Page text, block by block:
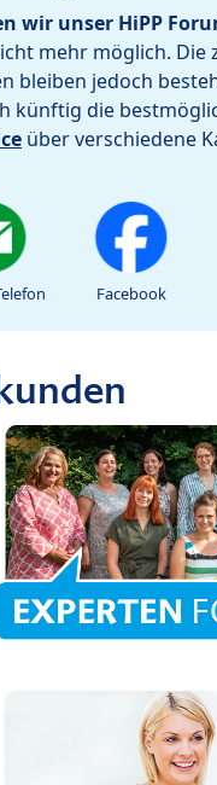
wir unser HiPP
mehr möglich. Die
bleiben jedoch
künftig die
über verschiedene
Facebook